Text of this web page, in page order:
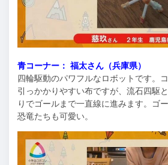
青コーナー： 福太さん（兵庫県）
四輪駆動のパワフルなロボットです。
引っかかりやすい布ですが、流石四駆
りでゴールまで一直線に進みます。ゴ
恐竜たちも可愛い。